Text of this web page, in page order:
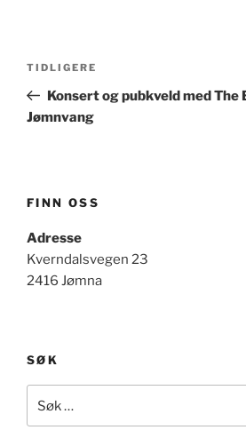
Forrige
innlegg
TIDLIGERE
Konsert og pubkveld med The
Jømnvang
FINN OSS
Adresse
Kverndalsvegen 23
2416 Jømna
SØK
etter: